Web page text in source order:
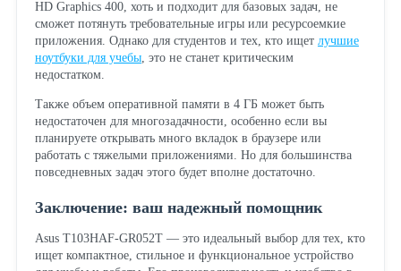
HD Graphics 400, хоть и подходит для базовых задач, не
сможет потянуть требовательные игры или ресурсоемкие
приложения. Однако для студентов и тех, кто ищет лучшие
ноутбуки для учебы, это не станет критическим
недостатком.
Также объем оперативной памяти в 4 ГБ может быть
недостаточен для многозадачности, особенно если вы
планируете открывать много вкладок в браузере или
работать с тяжелыми приложениями. Но для большинства
повседневных задач этого будет вполне достаточно.
Заключение: ваш надежный помощник
Asus T103HAF-GR052T — это идеальный выбор для тех, кто
ищет компактное, стильное и функциональное устройство